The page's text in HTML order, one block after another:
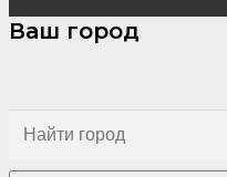
Ваш город